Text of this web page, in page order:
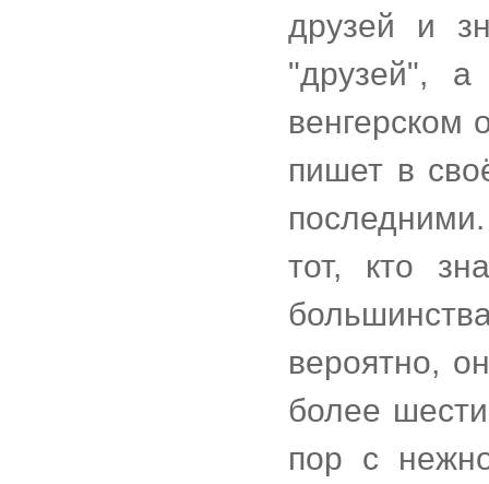
друзей и
"друзей",
венгерском
пишет в
тот, кто
вероятно,
более
пор с